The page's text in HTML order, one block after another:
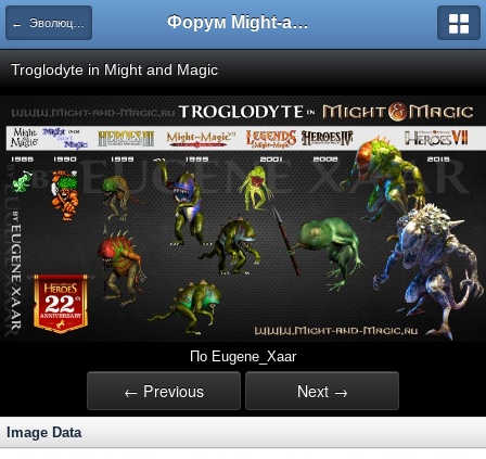
← Эволюция существ во вселенной Might and Magic Форум Might-and-Magic.ru
Troglodyte in Might and Magic
По Eugene_Xaar
← Previous Next →
Image Data